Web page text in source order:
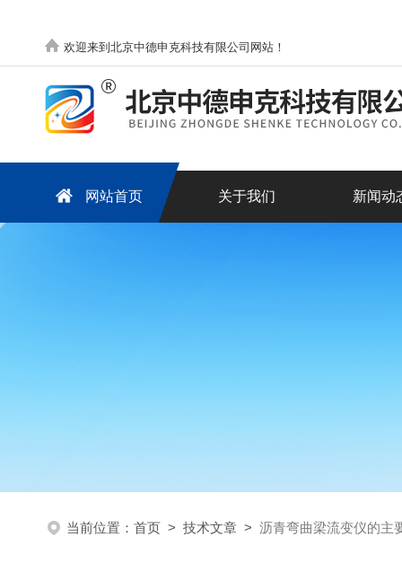
欢迎来到北京中德申克科技有限公司网站！
网站首页 关于我们 新闻动
当前位置： 首页 > 技术文章 > 沥青弯曲梁流变仪的主